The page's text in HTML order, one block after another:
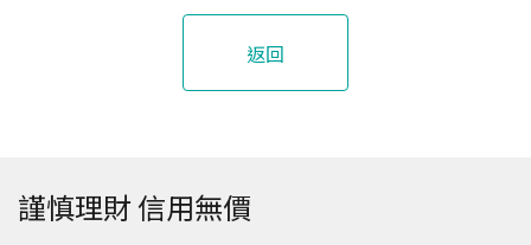
返回
謹慎理財 信用無價